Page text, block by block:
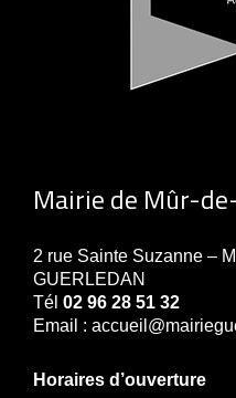
Mairie de Mûr-
2 rue Sainte Suzanne –
GUERLEDAN
Tél 02 96 28 51 32
Email :
Horaires d’ouverture